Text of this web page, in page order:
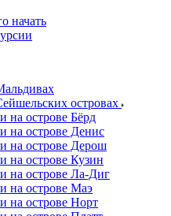
начать
островах
на острове Бёрд
на острове Денис
на острове Дерош
на острове Кузин
на острове Ла-Диг
на острове Маэ
на острове Норт